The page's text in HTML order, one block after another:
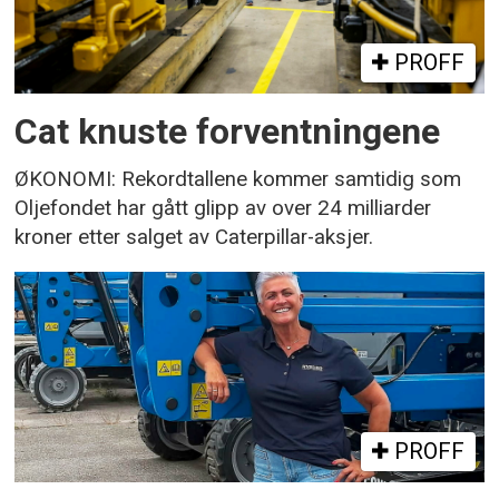
PROFF
Cat knuste forventningene
ØKONOMI: Rekordtallene kommer samtidig som
Oljefondet har gått glipp av over 24 milliarder
kroner etter salget av Caterpillar-aksjer.
PROFF